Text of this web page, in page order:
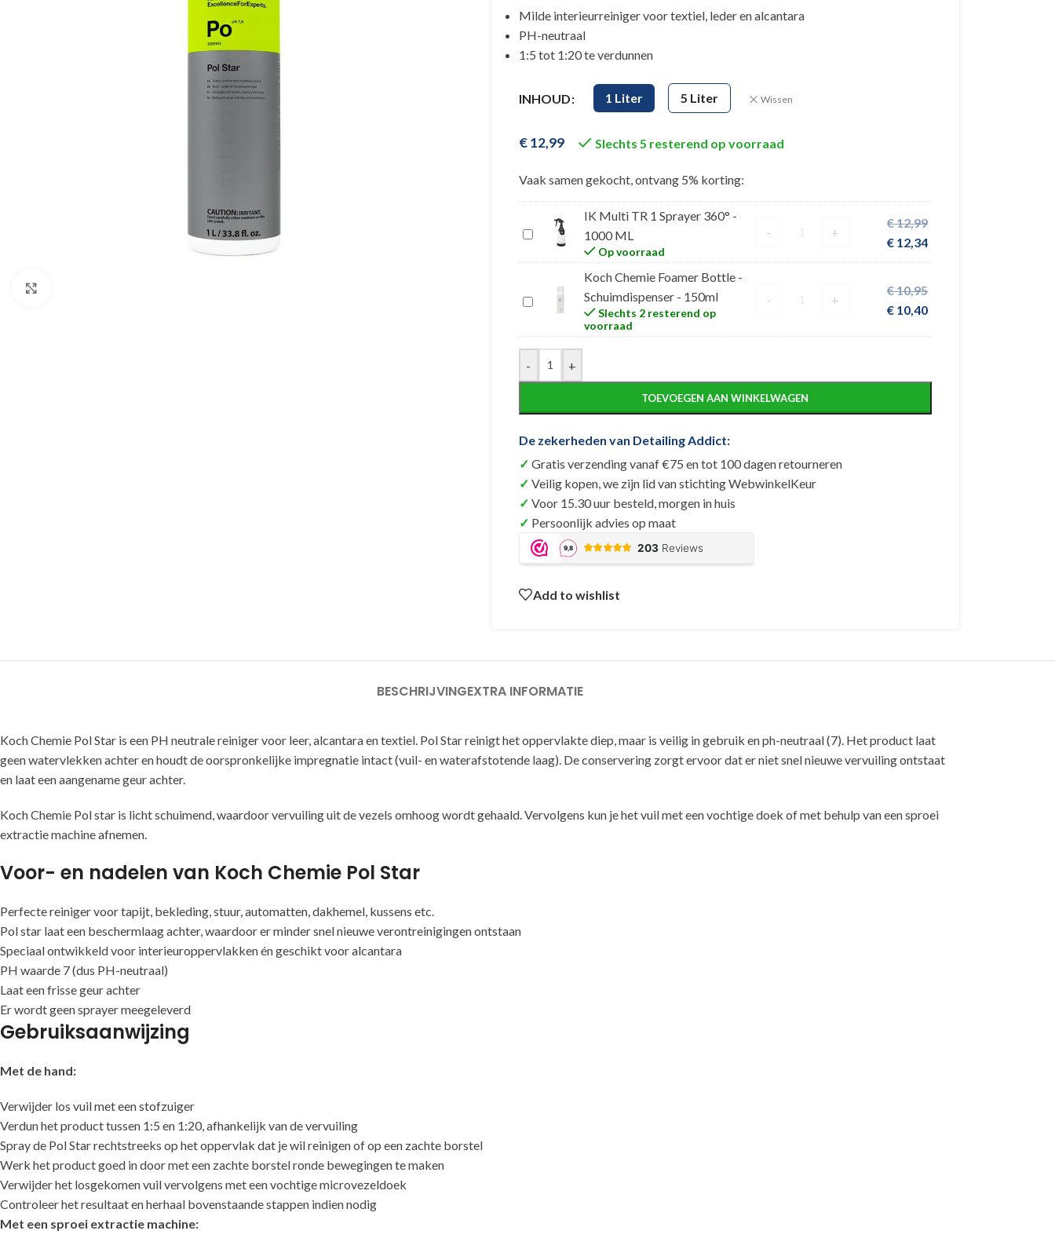
Milde interieurreiniger voor textiel, leder en alcantara
PH-neutraal
1:5 tot 1:20 te verdunnen
INHOUD 1 Liter 5 Liter Wissen
€12,99 Slechts 5 resterend op voorraad
Vaak samen gekocht, ontvang 5% korting:
IK Multi TR 1 Sprayer 360° -
1000 ML
Op voorraad
- +
€12,99
€12,34
Koch Chemie Foamer Bottle -
Schuimdispenser - 150ml
Slechts 2 resterend op
voorraad
- +
€10,95
€10,40
- +
TOEVOEGEN AAN WINKELWAGEN
De zekerheden van Detailing Addict:
Gratis verzending vanaf €75 en tot 100 dagen retourneren
Veilig kopen, we zijn lid van stichting WebwinkelKeur
Voor 15.30 uur besteld, morgen in huis
Persoonlijk advies op maat
Add to wishlist
BESCHRIJVINGEXTRA INFORMATIE
Koch Chemie Pol Star is een PH neutrale reiniger voor leer, alcantara en textiel. Pol Star reinigt het oppervlakte diep, maar is veilig in gebruik en ph-neutraal (7). Het product laat
geen watervlekken achter en houdt de oorspronkelijke impregnatie intact (vuil- en waterafstotende laag). De conservering zorgt ervoor dat er niet snel nieuwe vervuiling ontstaat
en laat een aangename geur achter.
Koch Chemie Pol star is licht schuimend, waardoor vervuiling uit de vezels omhoog wordt gehaald. Vervolgens kun je het vuil met een vochtige doek of met behulp van een sproei
extractie machine afnemen.
Voor- en nadelen van Koch Chemie Pol Star
Perfecte reiniger voor tapijt, bekleding, stuur, automatten, dakhemel, kussens etc.
Pol star laat een beschermlaag achter, waardoor er minder snel nieuwe verontreinigingen ontstaan
Speciaal ontwikkeld voor interieuroppervlakken én geschikt voor alcantara
PH waarde 7 (dus PH-neutraal)
Laat een frisse geur achter
Er wordt geen sprayer meegeleverd
Gebruiksaanwijzing
Met de hand:
Verwijder los vuil met een stofzuiger
Verdun het product tussen 1:5 en 1:20, afhankelijk van de vervuiling
Spray de Pol Star rechtstreeks op het oppervlak dat je wil reinigen of op een zachte borstel
Werk het product goed in door met een zachte borstel ronde bewegingen te maken
Verwijder het losgekomen vuil vervolgens met een vochtige microvezeldoek
Controleer het resultaat en herhaal bovenstaande stappen indien nodig
Met een sproei extractie machine: